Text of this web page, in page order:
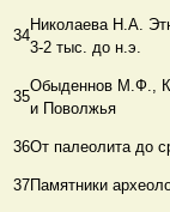
34
Николаева Н.А.
3-2 тыс. до н.э.
35
Обыденнов М.Ф.,
и Поволжья
36От палеолита до
37Памятники